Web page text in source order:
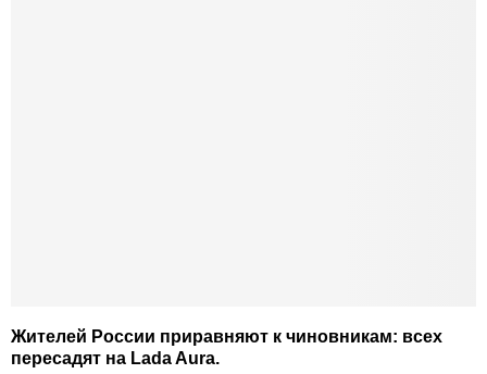
Жителей России приравняют к чиновникам: всех
пересадят на Lada Aura.